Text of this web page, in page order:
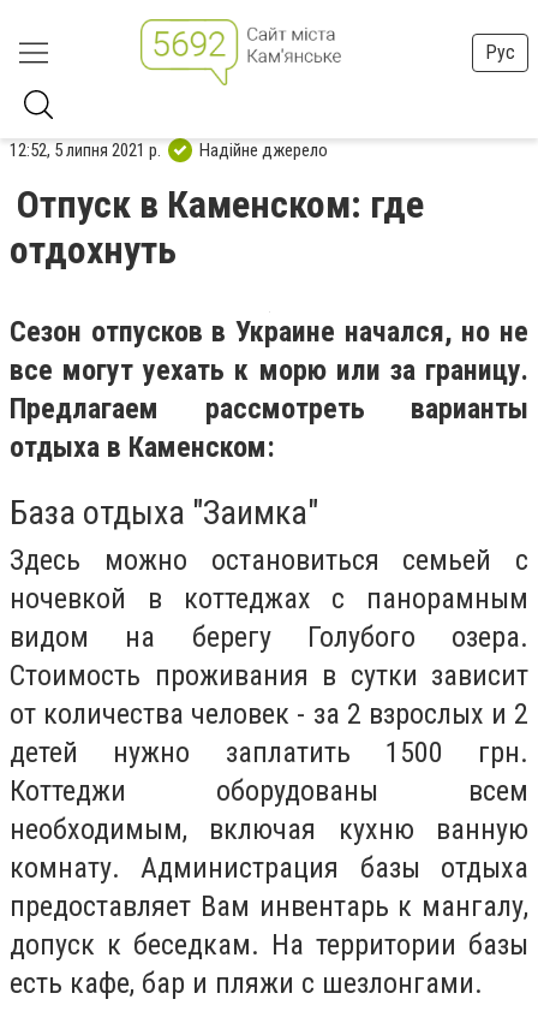
Рус
12:52, 5 липня 2021 р. Надійне джерело
Отпуск в Каменском: где
отдохнуть
Сезон отпусков в Украине начался, но не
все могут уехать к морю или за границу.
Предлагаем рассмотреть варианты
отдыха в Каменском:
База отдыха "Заимка"
Здесь можно остановиться семьей с
ночевкой в коттеджах с панорамным
видом на берегу Голубого озера.
Стоимость проживания в сутки зависит
от количества человек - за 2 взрослых и 2
детей нужно заплатить 1500 грн.
Коттеджи оборудованы всем
необходимым, включая кухню ванную
комнату. Администрация базы отдыха
предоставляет Вам инвентарь к мангалу,
допуск к беседкам. На территории базы
есть кафе, бар и пляжи с шезлонгами.